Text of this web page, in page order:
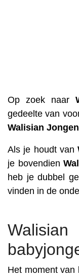
Op zoek naar
gedeelte van
Walisian
Als je houdt van
je bovendien
heb je dubbel
vinden in de
Het moment van